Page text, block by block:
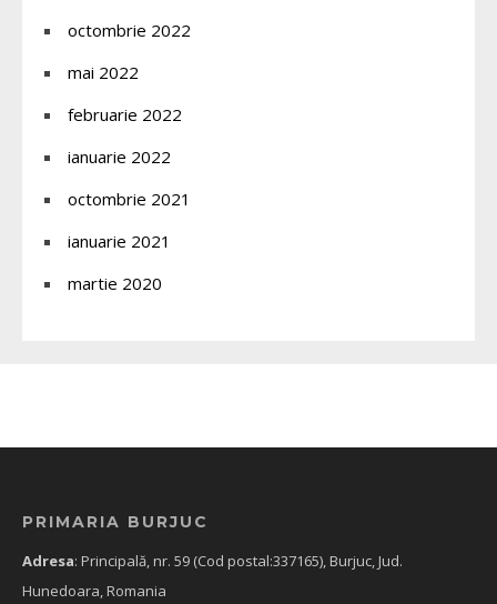
octombrie 2022
mai 2022
februarie 2022
ianuarie 2022
octombrie 2021
ianuarie 2021
martie 2020
PRIMARIA BURJUC
Adresa: Principală, nr. 59 (Cod postal:337165), Burjuc, Jud.
Hunedoara, Romania